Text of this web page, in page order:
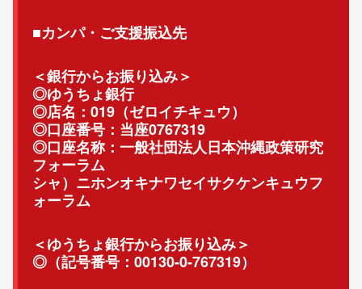
■カンパ・ご支援振込先
＜銀行からお振り込み＞
◎ゆうちょ銀行
◎店名：019（ゼロイチキュウ）
◎口座番号：当座0767319
◎口座名称：一般社団法人日本沖縄政策研究
フォーラム
シャ）ニホンオキナワセイサクケンキュウフ
ォーラム
＜ゆうちょ銀行からお振り込み＞
◎（記号番号：00130-0-767319）